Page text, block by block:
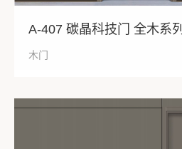
A-407 碳晶科技门 全木系列
木门